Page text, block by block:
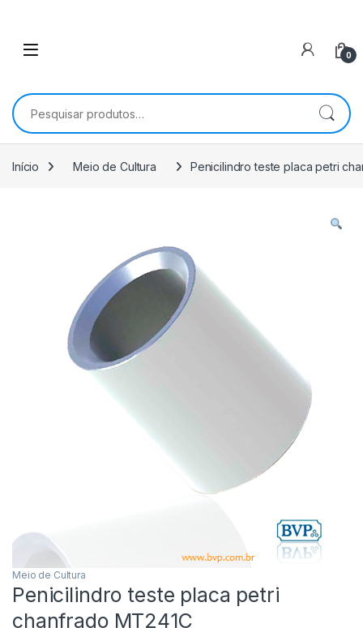
0
Pesquisar por:
Início Meio de Cultura Penicilindro teste placa petri
Meio de Cultura
Penicilindro teste placa petri
chanfrado MT241C